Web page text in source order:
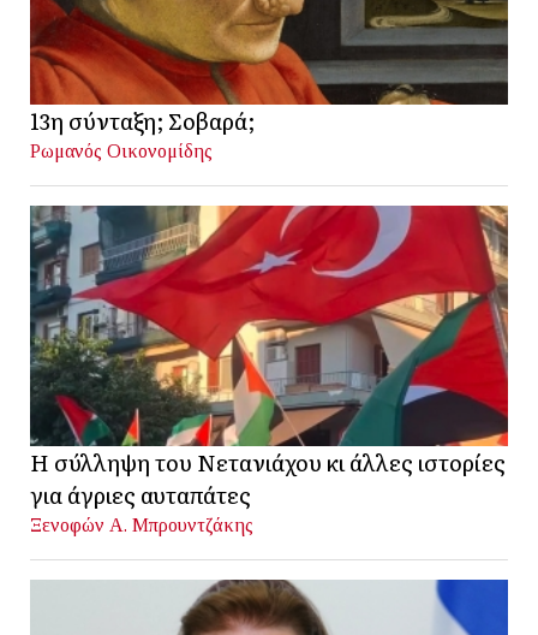
13η σύνταξη; Σοβαρά;
Ρωμανός Οικονομίδης
Η σύλληψη του Νετανιάχου κι άλλες ιστορίες
για άγριες αυταπάτες
Ξενοφών Α. Μπρουντζάκης